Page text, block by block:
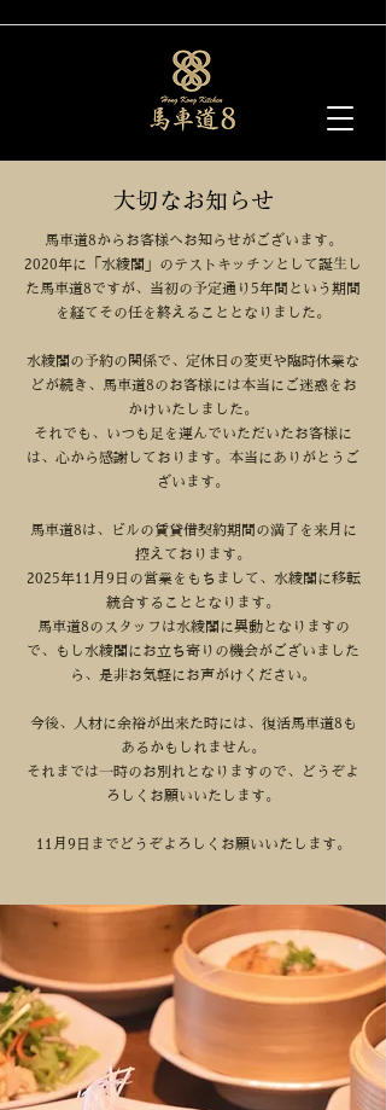
大切なお知らせ
馬車道8からお客様へお知らせがございます。
2020年に「水綾閣」のテストキッチンとして誕生し
た馬車道8ですが、当初の予定通り5年間という期間
を経てその任を終えることとなりました。
水綾閣の予約の関係で、定休日の変更や臨時休業な
どが続き、馬車道8のお客様には本当にご迷惑をお
かけいたしました。
それでも、いつも足を運んでいただいたお客様に
は、心から感謝しております。本当にありがとうご
ざいます。
馬車道8は、ビルの賃貸借契約期間の満了を来月に
控えております。
2025年11月9日の営業をもちまして、水綾閣に移転
統合することとなります。
馬車道8のスタッフは水綾閣に異動となりますの
で、もし水綾閣にお立ち寄りの機会がございました
ら、是非お気軽にお声がけください。
今後、人材に余裕が出来た時には、復活馬車道8も
あるかもしれません。
それまでは一時のお別れとなりますので、どうぞよ
ろしくお願いいたします。
11月9日までどうぞよろしくお願いいたします。